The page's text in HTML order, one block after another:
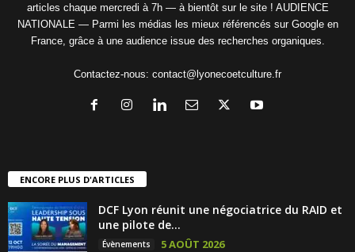
articles chaque mercredi à 7h — à bientôt sur le site ! AUDIENCE
NATIONALE — Parmi les médias les mieux référencés sur Google en
France, grâce à une audience issue des recherches organiques.
Contactez-nous: contact@lyonecoetculture.fr
ENCORE PLUS D'ARTICLES
DCF Lyon réunit une négociatrice du RAID et
une pilote de...
Évènements 5 AOÛT 2026